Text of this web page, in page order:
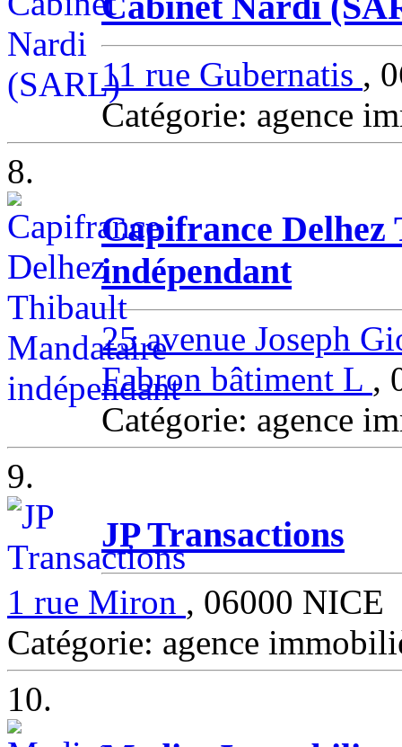
11 rue Gubernatis ,
Catégorie: agence
8.
Capifrance
indépendant
25 avenue Joseph
Fabron bâtiment L ,
Catégorie: agence
9.
JP Transactions
1 rue Miron , 06000 NICE
Catégorie: agence
10.